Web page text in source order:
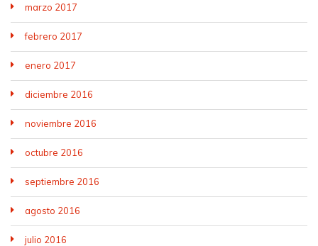
marzo 2017
febrero 2017
enero 2017
diciembre 2016
noviembre 2016
octubre 2016
septiembre 2016
agosto 2016
julio 2016